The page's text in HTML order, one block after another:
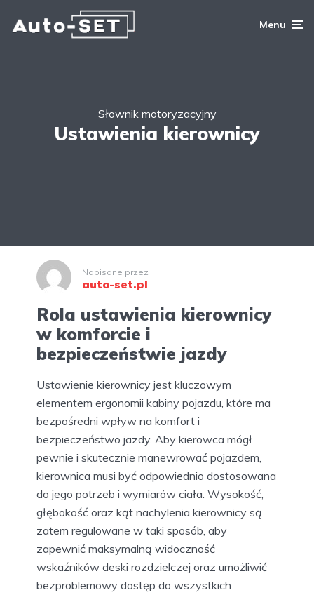
Menu
Słownik motoryzacyjny
Ustawienia kierownicy
Napisane przez
auto-set.pl
Rola ustawienia kierownicy
w komforcie i
bezpieczeństwie jazdy
Ustawienie kierownicy jest kluczowym
elementem ergonomii kabiny pojazdu, które ma
bezpośredni wpływ na komfort i
bezpieczeństwo jazdy. Aby kierowca mógł
pewnie i skutecznie manewrować pojazdem,
kierownica musi być odpowiednio dostosowana
do jego potrzeb i wymiarów ciała. Wysokość,
głębokość oraz kąt nachylenia kierownicy są
zatem regulowane w taki sposób, aby
zapewnić maksymalną widoczność
wskaźników deski rozdzielczej oraz umożliwić
bezproblemowy dostęp do wszystkich